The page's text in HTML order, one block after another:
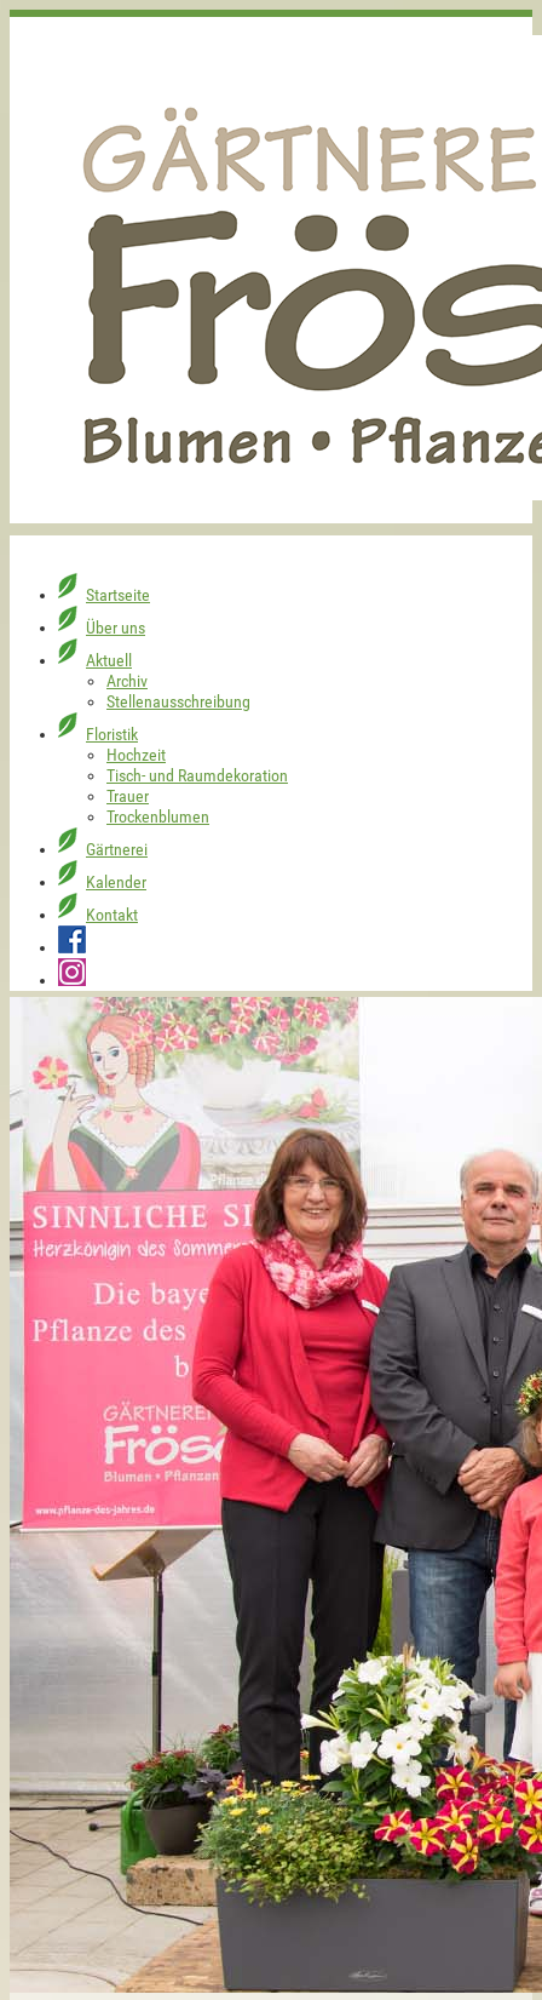
Aktuell
Archiv
Stellenausschreibung
Floristik
Hochzeit
Trockenblumen
Kalender
Startseite
Über uns
Aktuell
Archiv
Stellenausschreibung
Floristik
Hochzeit
Tisch- und Raumdekoration
Trauer
Trockenblumen
Gärtnerei
Kalender
Kontakt